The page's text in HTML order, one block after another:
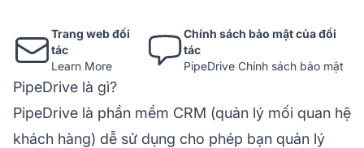
Trang web đối
tác
Learn More
Chính sách bảo mật của đối
tác
PipeDrive Chính sách bảo mật
PipeDrive là gì?
PipeDrive là phần mềm CRM (quản lý mối quan hệ
khách hàng) dễ sử dụng cho phép bạn quản lý